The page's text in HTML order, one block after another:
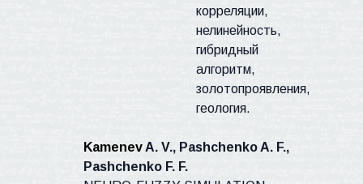
корреляции,
нелинейность,
гибридный
алгоритм,
золотопроявления,
геология.
KamenevA. V., PashchenkoA. F.,
PashchenkoF. F.